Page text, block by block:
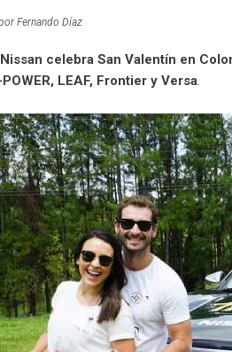
Fernando Díaz
Nissan celebra San Valentín en
LEAF, Frontier y Versa.